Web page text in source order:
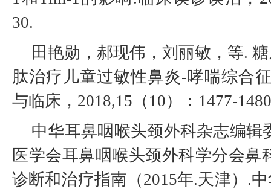
30.
田艳勋，郝现伟，刘丽敏，等.
肽治疗儿童过敏性鼻炎-哮喘综合
与临床，2018,15（10）：1477-
中华耳鼻咽喉头颈外科杂志编辑
医学会耳鼻咽喉头颈外科学分会鼻
诊断和治疗指南（2015年.天津）.